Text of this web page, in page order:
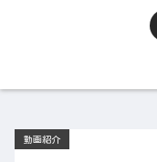
動画紹介